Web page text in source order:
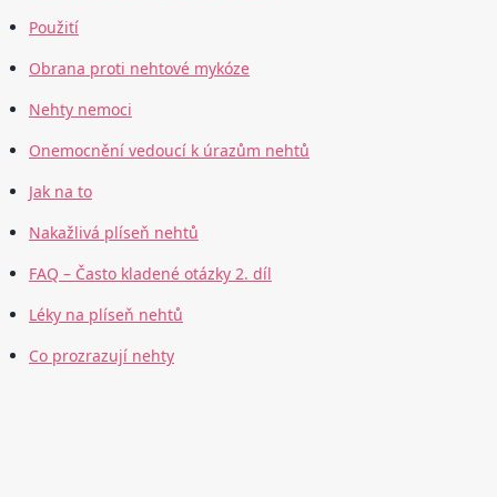
Použití
Obrana proti nehtové mykóze
Nehty nemoci
Onemocnění vedoucí k úrazům nehtů
Jak na to
Nakažlivá plíseň nehtů
FAQ – Často kladené otázky 2. díl
Léky na plíseň nehtů
Co prozrazují nehty